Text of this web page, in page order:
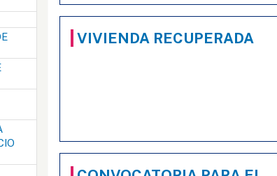
VIVIENDA RECUPERADA